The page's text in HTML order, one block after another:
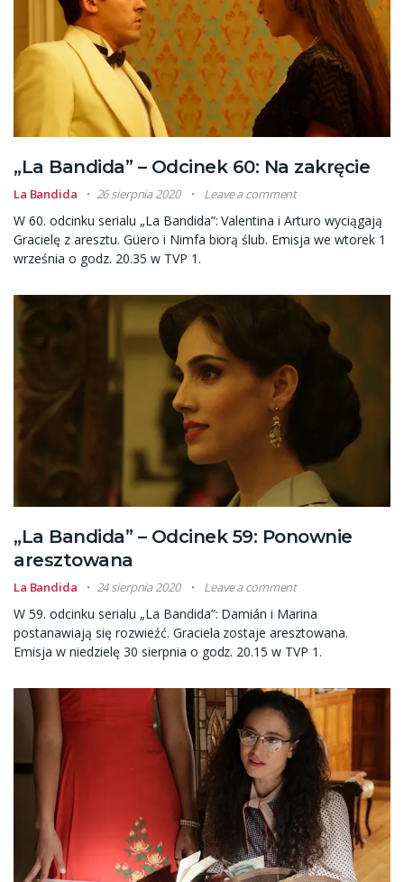
„La Bandida” – Odcinek 60: Na zakręcie
La Bandida 26 sierpnia 2020 Leave a comment
W 60. odcinku serialu „La Bandida”: Valentina i Arturo wyciągają
Gracielę z aresztu. Güero i Nimfa biorą ślub. Emisja we wtorek 1
września o godz. 20.35 w TVP 1.
„La Bandida” – Odcinek 59: Ponownie
aresztowana
La Bandida 24 sierpnia 2020 Leave a comment
W 59. odcinku serialu „La Bandida”: Damián i Marina
postanawiają się rozwieźć. Graciela zostaje aresztowana.
Emisja w niedzielę 30 sierpnia o godz. 20.15 w TVP 1.